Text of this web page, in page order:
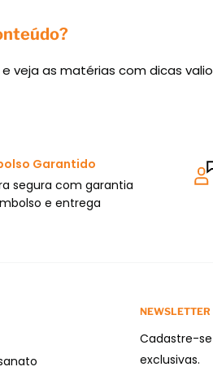
e veja as matérias com dicas
Garantido
segura com garantia
e entrega
NEWSLETTER
Cadastre-
exclusivas.